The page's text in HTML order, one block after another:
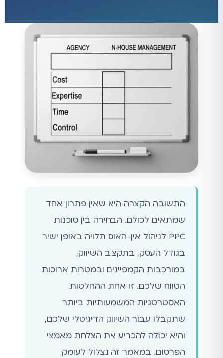
התשובה הקצרה היא שאין פתרון אחד
שמתאים לכולם. הבחירה בין סוכנות
PPC לניהול אין-האוס תלויה באופן ישיר
בגודל העסק, בתקציב השיווק,
במורכבות הקמפיינים ובמטרות ארוכות
הטווח שלכם. זו אחת ההחלטות
האסטרטגיות המשמעותיות ביותר
שתקבלו עבור השיווק הדיגיטלי שלכם,
והיא יכולה להכריע את הצלחת מאמצי
הפרסום. במאמר זה נצלול לעומק